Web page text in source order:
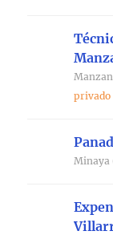
privado
Minaya